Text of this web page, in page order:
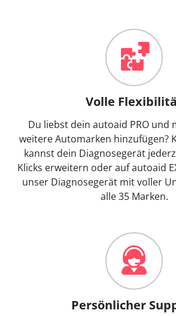
Volle
Du liebst dein autoaid PRO und
weitere Automarken hinzufügen?
kannst dein Diagnosegerät
Klicks erweitern oder auf autoaid
unser Diagnosegerät mit voller
alle 35 Marken.
Persönlicher